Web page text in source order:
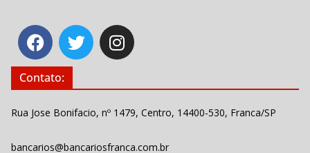
Contato:
Rua Jose Bonifacio, nº 1479, Centro, 14400-530, Franca/SP
bancarios@bancariosfranca.com.br